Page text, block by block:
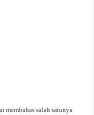
membahas salah satunya